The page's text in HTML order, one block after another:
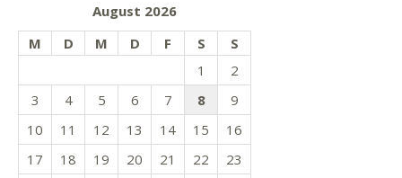
August 2026
M
D M D F S S
1
2
3
4 5 6 7 8
9
10
11 12 13 14 15
16
17
18 19 20 21 22
23